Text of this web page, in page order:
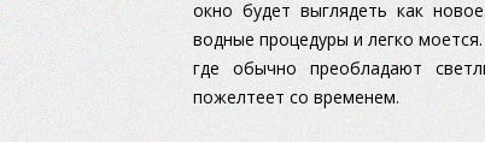
окно будет выглядеть как
водные процедуры и легко
где обычно преобладают
пожелтеет со временем.